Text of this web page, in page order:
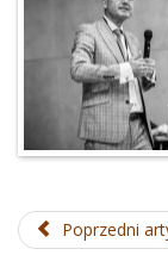
Poprzedni